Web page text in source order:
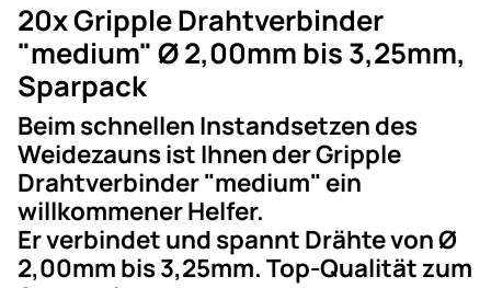
20x Gripple Drahtverbinder
"medium" Ø 2,00mm bis 3,25mm,
Sparpack
Beim schnellen Instandsetzen des
Weidezauns ist Ihnen der Gripple
Drahtverbinder "medium" ein
willkommener Helfer.
Er verbindet und spannt Drähte von Ø
2,00mm bis 3,25mm. Top-Qualität zum